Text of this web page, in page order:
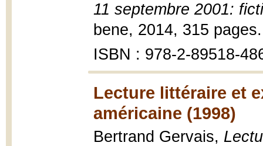
11 septembre 2001:
bene, 2014, 315 pages.
ISBN : 978-2-89518-
Lecture littéraire et
américaine (1998)
Bertrand Gervais,